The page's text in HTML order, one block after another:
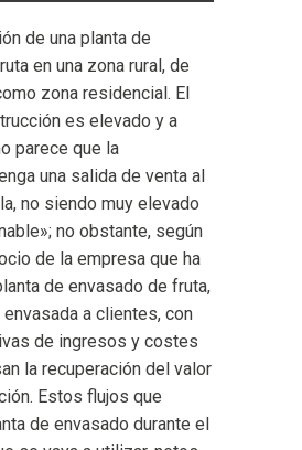
de una planta de
en una zona rural, de
zona residencial. El
es elevado y a
parece que la
una salida de venta al
no siendo muy elevado
no obstante, según
de la empresa que ha
de envasado de fruta,
a clientes, con
de ingresos y costes
la recuperación del valor
Estos flujos que
de envasado durante el